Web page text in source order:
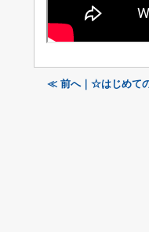
≪ 前へ｜☆はじめて